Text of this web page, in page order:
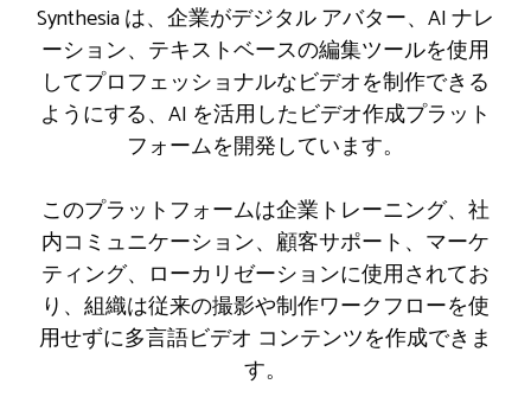
Synthesia は、企業がデジタル アバター、AI ナレ
ーション、テキストベースの編集ツールを使用
してプロフェッショナルなビデオを制作できる
ようにする、AI を活用したビデオ作成プラット
フォームを開発しています。
このプラットフォームは企業トレーニング、社
内コミュニケーション、顧客サポート、マーケ
ティング、ローカリゼーションに使用されてお
り、組織は従来の撮影や制作ワークフローを使
用せずに多言語ビデオ コンテンツを作成できま
す。